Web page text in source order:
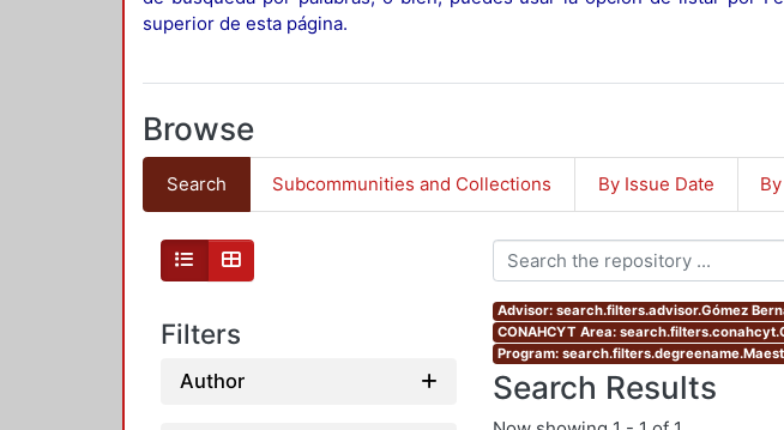
superior de esta página.
Browse
Search Subcommunities and Collections By Issue Date
Filters
Author
Advisor: search.filters.advisor.Gómez
CONAHCYT Area:
Program:
Search Results